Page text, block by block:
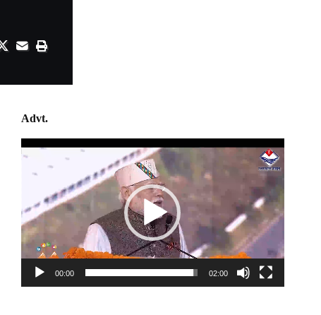
Advt.
Video
00:00 02:00